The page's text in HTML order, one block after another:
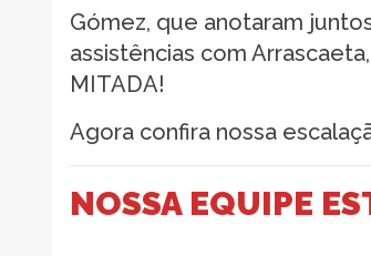
Gómez, que anotaram
assistências com
MITADA!
Agora confira nossa
NOSSA EQUIPE